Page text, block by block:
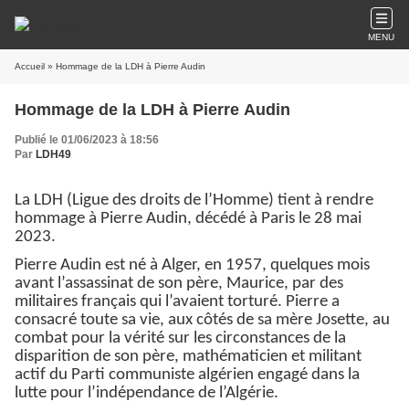
MENU
Accueil » Hommage de la LDH à Pierre Audin
Hommage de la LDH à Pierre Audin
Publié le 01/06/2023 à 18:56
Par LDH49
La LDH (Ligue des droits de l’Homme) tient à rendre
hommage à Pierre Audin, décédé à Paris le 28 mai
2023.
Pierre Audin est né à Alger, en 1957, quelques mois
avant l’assassinat de son père, Maurice, par des
militaires français qui l’avaient torturé. Pierre a
consacré toute sa vie, aux côtés de sa mère Josette, au
combat pour la vérité sur les circonstances de la
disparition de son père, mathématicien et militant
actif du Parti communiste algérien engagé dans la
lutte pour l’indépendance de l’Algérie.